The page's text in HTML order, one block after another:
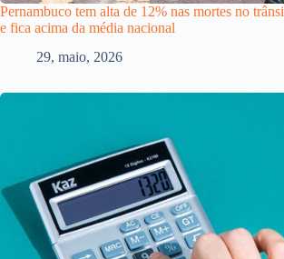
Pernambuco tem alta de 12% nas mortes no
e fica acima da média nacional
29, maio, 2026